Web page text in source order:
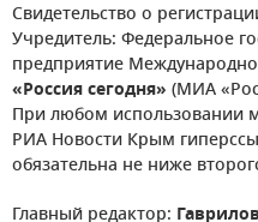
Свидетельство о
Учредитель: Федеральное
предприятие
«Россия сегодня» (МИА
При любом использовании
РИА Новости Крым
обязательна не ниже
Главный редактор: